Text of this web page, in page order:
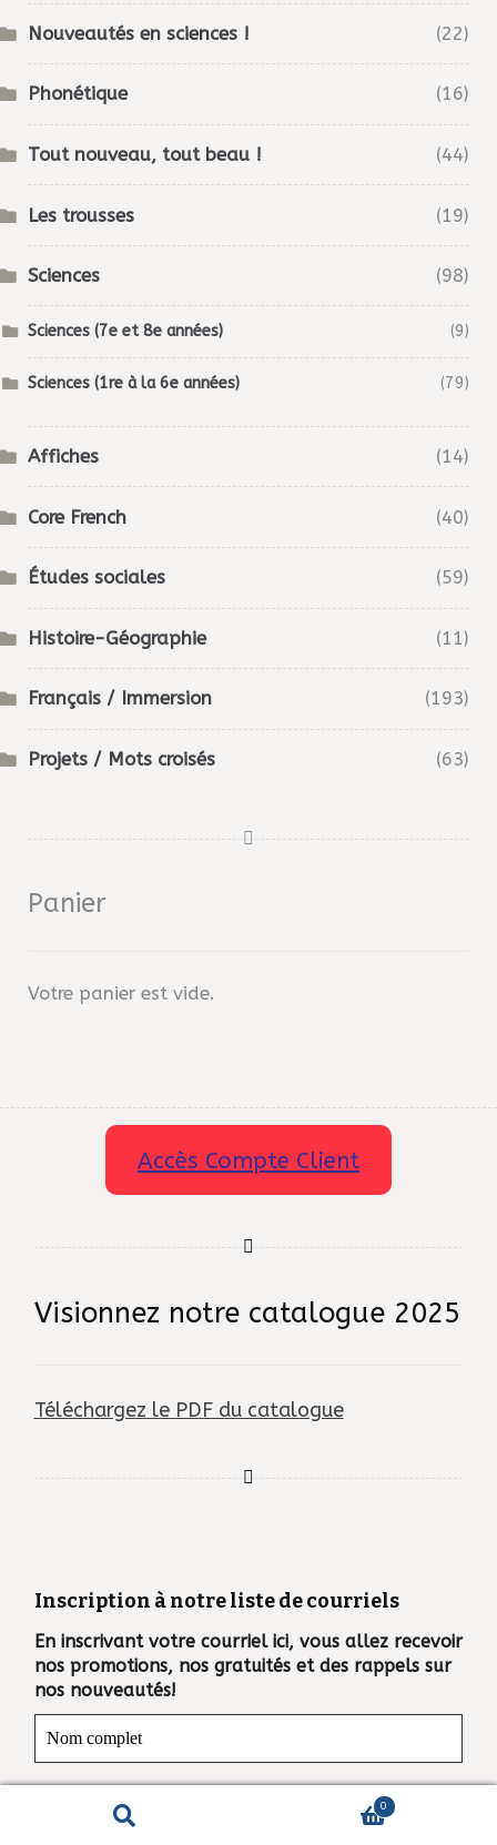
Nouveautés en sciences ! (22)
Phonétique (16)
Tout nouveau, tout beau ! (44)
Les trousses (19)
Sciences (98)
Sciences (7e et 8e années) (9)
Sciences (1re à la 6e années) (79)
Affiches (14)
Core French (40)
Études sociales (59)
Histoire-Géographie (11)
Français / Immersion (193)
Projets / Mots croisés (63)
Panier
Votre panier est vide.
Accès Compte Client
Visionnez notre catalogue 2025
Téléchargez le PDF du catalogue
Inscription à notre liste de courriels
En inscrivant votre courriel ici, vous allez recevoir
nos promotions, nos gratuités et des rappels sur
nos nouveautés!
0